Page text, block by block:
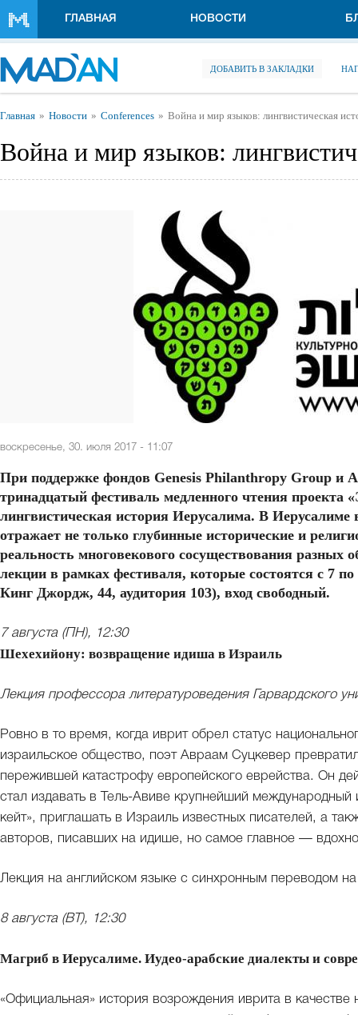
ГЛАВНАЯ НОВОСТИ
ДОБАВИТЬ В ЗАКЛАДКИ
Вы здесь
Главная Новости Conferences Война и мир языков: лингвистическая
Война и мир языков:
воскресенье, 30. июля 2017 - 11:07
При поддержке фондов Genesis Philanthropy Group и
тринадцатый фестиваль медленного чтения
лингвистическая история Иерусалима. В Иерусалиме
отражает не только глубинные исторические и
реальность многовекового сосуществования
лекции в рамках фестиваля, которые состоятся с 7
Кинг Джордж, 44, аудитория 103), вход свободный.
7 августа (ПН), 12:30
Шехехийону: возвращение идиша в Израиль
Лекция профессора литературоведения Гарвардского
Ровно в то время, когда иврит обрел статус
израильское общество, поэт Авраам Суцкевер
пережившей катастрофу европейского еврейства. Он
стал издавать в Тель-Авиве крупнейший
кейт», приглашать в Израиль известных писателей, а
авторов, писавших на идише, но самое главное —
Лекция на английском языке с синхронным переводом
8 августа (ВТ), 12:30
Магриб в Иерусалиме. Иудео-арабские диалекты и
«Официальная» история возрождения иврита в качестве